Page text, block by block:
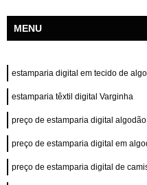
MENU
estamparia digital em tecido de
estamparia têxtil digital Varginha
preço de estamparia digital
preço de estamparia digital em
preço de estamparia digital de